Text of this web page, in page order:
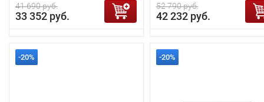
41 690 руб.
33 352 руб.
52 790 руб.
42 232 руб.
-20% -20%